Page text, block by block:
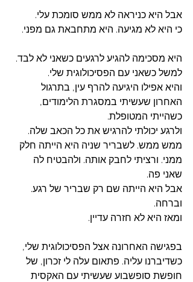
אבל היא כניראה לא ממש סומכת עלי.
כי היא לא מגיעה. היא מתחבאת גם מפני.
היא מסכימה להגיע לרגעים כשאני לא לבד.
למשל כשאני עם הפסיכולוגית שלי.
והיא אפילו היגיעה להרף עין, בתרגול
האחרון שעשיתי במסגרת הלימודים,
כשהייתי המטופלת.
ולרגע יכולתי להרגיש את כל הכאב שלה.
ממש ממש. לשבריר שניה היא הייתה חלק
ממני. ורציתי לחבק אותה. ולהבטיח לה
שאני פה.
אבל היא הייתה שם רק שבריר של רגע.
וברחה.
ומאז היא לא חזרה עדיין.
בפגישה האחרונה אצל הפסיכולוגית שלי,
כשדיברנו עליה. פתאום עלה לי זכרון, של
חופשת סופשבוע שעשיתי עם האקסית